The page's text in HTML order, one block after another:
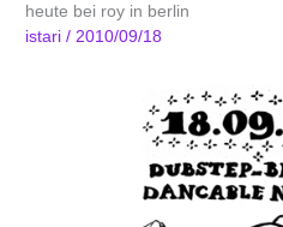
heute bei roy in berlin
istari/ 2010/09/18